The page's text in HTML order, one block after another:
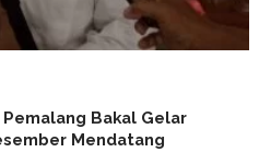
Pemalang Bakal Gelar
Mendatang